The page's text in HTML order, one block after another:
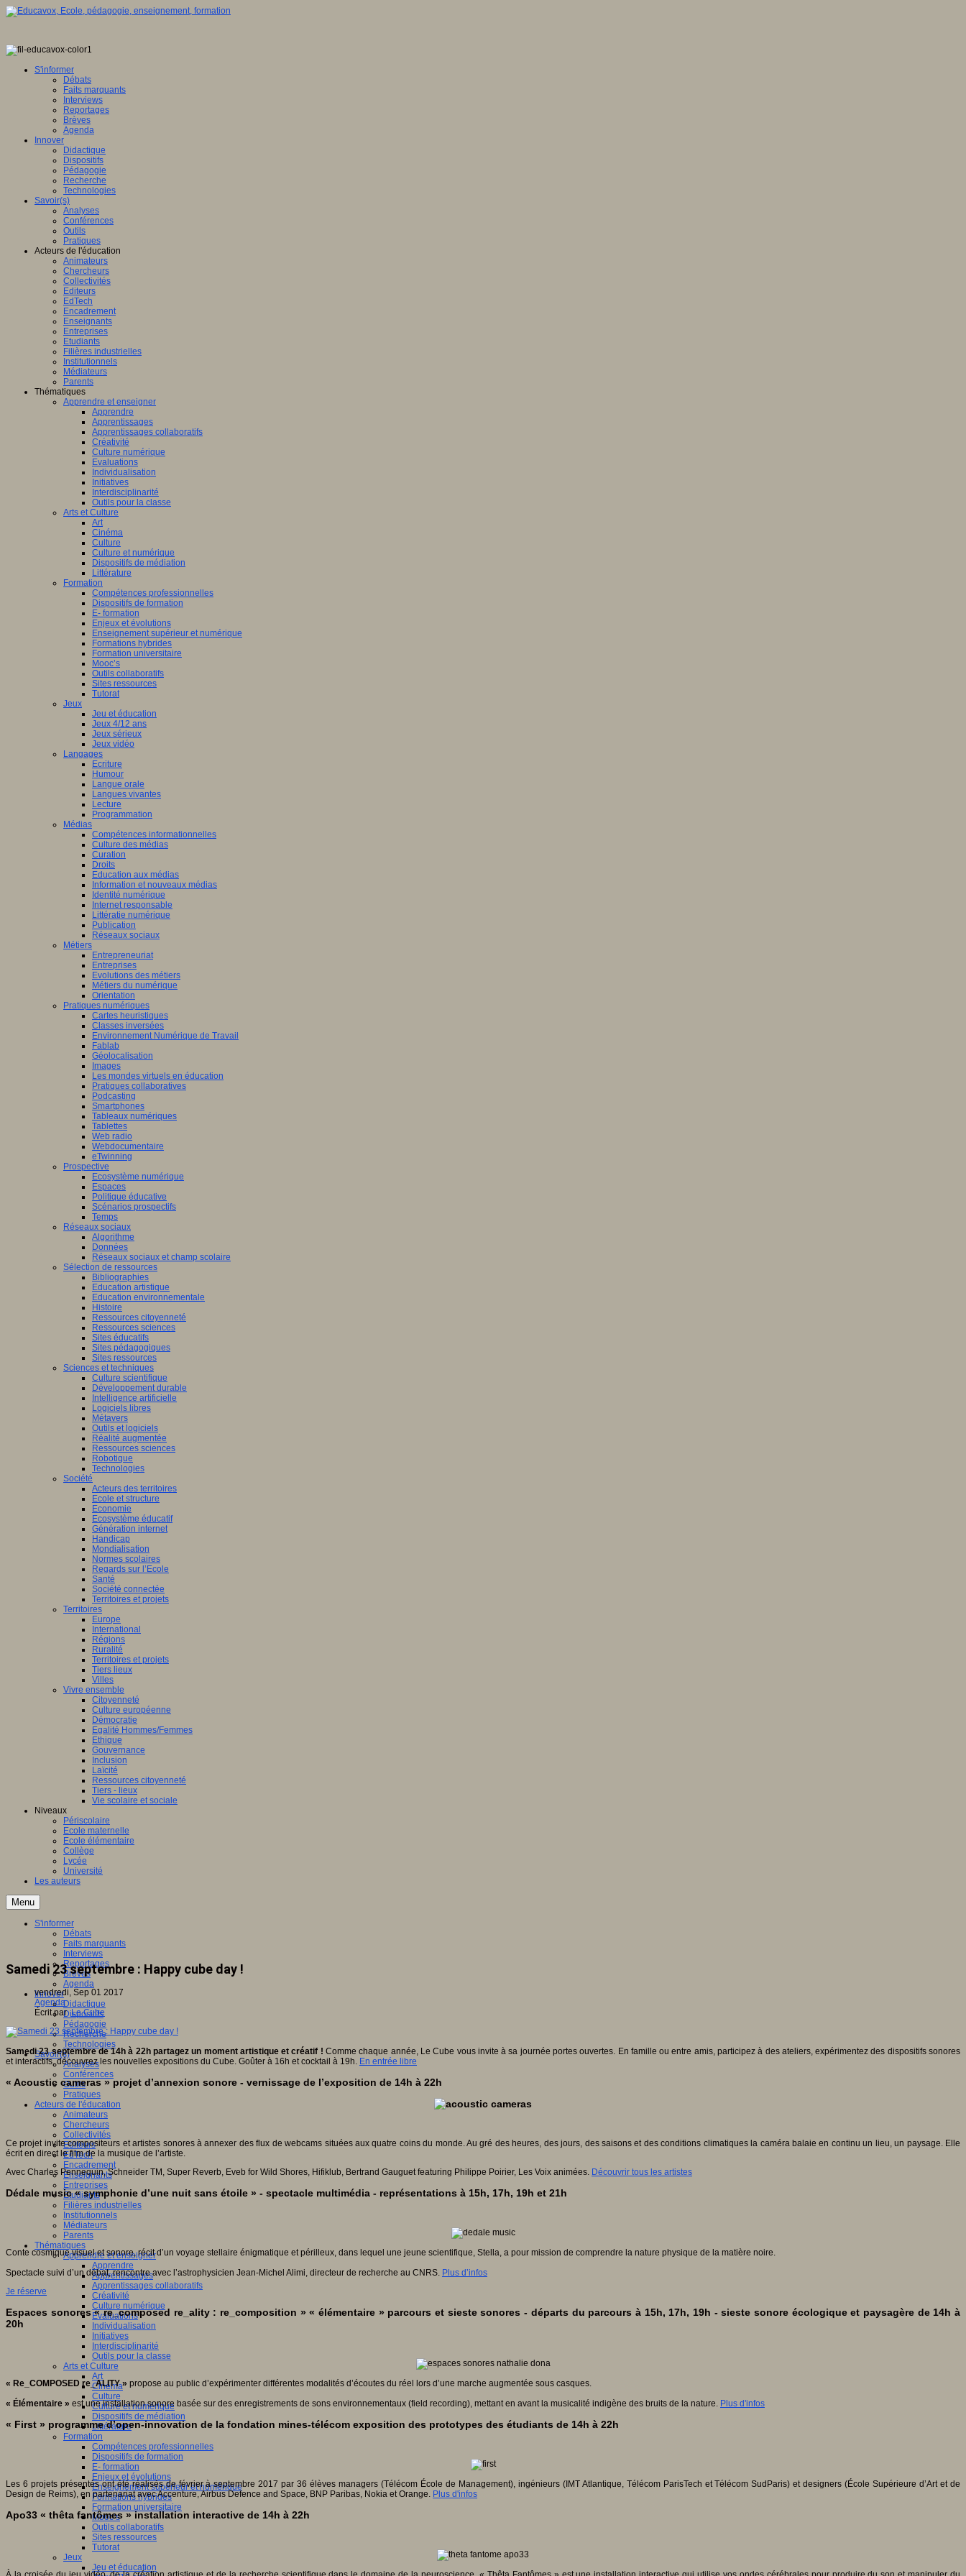
S'informer
Débats
Faits marquants
Interviews
Reportages
Brèves
Agenda
Innover
Didactique
Dispositifs
Pédagogie
Recherche
Technologies
Savoir(s)
Analyses
Conférences
Outils
Pratiques
Acteurs de l'éducation
Animateurs
Chercheurs
Collectivités
Editeurs
EdTech
Encadrement
Enseignants
Entreprises
Etudiants
Filières industrielles
Institutionnels
Médiateurs
Parents
Thématiques
Apprendre et enseigner
Apprendre
Apprentissages
Apprentissages collaboratifs
Créativité
Culture numérique
Evaluations
Individualisation
Initiatives
Interdisciplinarité
Outils pour la classe
Arts et Culture
Art
Cinéma
Culture
Culture et numérique
Dispositifs de médiation
Littérature
Formation
Compétences professionnelles
Dispositifs de formation
E- formation
Enjeux et évolutions
Enseignement supérieur et numérique
Formations hybrides
Formation universitaire
Mooc’s
Outils collaboratifs
Sites ressources
Tutorat
Jeux
Jeu et éducation
Jeux 4/12 ans
Jeux sérieux
Jeux vidéo
Langages
Ecriture
Humour
Langue orale
Langues vivantes
Lecture
Programmation
Médias
Compétences informationnelles
Culture des médias
Curation
Droits
Education aux médias
Information et nouveaux médias
Identité numérique
Internet responsable
Littératie numérique
Publication
Réseaux sociaux
Métiers
Entrepreneuriat
Entreprises
Evolutions des métiers
Métiers du numérique
Orientation
Pratiques numériques
Cartes heuristiques
Classes inversées
Environnement Numérique de Travail
Fablab
Géolocalisation
Images
Les mondes virtuels en éducation
Pratiques collaboratives
Podcasting
Smartphones
Tableaux numériques
Tablettes
Web radio
Webdocumentaire
eTwinning
Prospective
Ecosystème numérique
Espaces
Politique éducative
Scénarios prospectifs
Temps
Réseaux sociaux
Algorithme
Données
Réseaux sociaux et champ scolaire
Sélection de ressources
Bibliographies
Education artistique
Education environnementale
Histoire
Ressources citoyenneté
Ressources sciences
Sites éducatifs
Sites pédagogiques
Sites ressources
Sciences et techniques
Culture scientifique
Développement durable
Intelligence artificielle
Logiciels libres
Métavers
Outils et logiciels
Réalité augmentée
Ressources sciences
Robotique
Technologies
Société
Acteurs des territoires
Ecole et structure
Economie
Ecosystème éducatif
Génération internet
Handicap
Mondialisation
Normes scolaires
Regards sur l’Ecole
Santé
Société connectée
Territoires et projets
Territoires
Europe
International
Régions
Ruralité
Territoires et projets
Tiers lieux
Villes
Vivre ensemble
Citoyenneté
Culture européenne
Démocratie
Egalité Hommes/Femmes
Ethique
Gouvernance
Inclusion
Laïcité
Ressources citoyenneté
Tiers - lieux
Vie scolaire et sociale
Niveaux
Périscolaire
Ecole maternelle
Ecole élémentaire
Collège
Lycée
Université
Les auteurs
Menu
S'informer
Débats
Faits marquants
Interviews
Reportages
Brèves
Agenda
Innover
Didactique
Dispositifs
Pédagogie
Recherche
Technologies
Savoir(s)
Analyses
Conférences
Outils
Pratiques
Acteurs de l'éducation
Animateurs
Chercheurs
Collectivités
Editeurs
EdTech
Encadrement
Enseignants
Entreprises
Etudiants
Filières industrielles
Institutionnels
Médiateurs
Parents
Thématiques
Apprendre et enseigner
Apprendre
Apprentissages
Apprentissages collaboratifs
Créativité
Culture numérique
Evaluations
Individualisation
Initiatives
Interdisciplinarité
Outils pour la classe
Arts et Culture
Art
Cinéma
Culture
Culture et numérique
Dispositifs de médiation
Littérature
Formation
Compétences professionnelles
Dispositifs de formation
E- formation
Enjeux et évolutions
Enseignement supérieur et numérique
Formations hybrides
Formation universitaire
Mooc’s
Outils collaboratifs
Sites ressources
Tutorat
Jeux
Jeu et éducation
Samedi 23 septembre : Happy cube day !
vendredi, Sep 01 2017
Agenda
Écrit parLe Cube
Samedi 23 septembre de 14h à 22h partagez un moment artistique et créatif !Comme chaque année, Le Cube vous invite à sa journée portes ouvertes. En famille ou entre amis, participez à des ateliers, expérimentez des dispositifs sonores
et interactifs, découvrez les nouvelles expositions du Cube. Goûter à 16h et cocktail à 19h. En entrée libre
« Acoustic cameras » projet d’annexion sonore - vernissage de l’exposition de 14h à 22h
Ce projet invite compositeurs et artistes sonores à annexer des flux de webcams situées aux quatre coins du monde. Au gré des heures, des jours, des saisons et des conditions climatiques la caméra balaie en continu un lieu, un paysage. Elle
écrit en direct le film de la musique de l’artiste.
Avec Charles Pennequin, Schneider TM, Super Reverb, Eveb for Wild Shores, Hifiklub, Bertrand Gauguet featuring Philippe Poirier, Les Voix animées. Découvrir tous les artistes
Dédale music « symphonie d’une nuit sans étoile » - spectacle multimédia - représentations à 15h, 17h, 19h et 21h
Conte cosmique visuel et sonore, récit d’un voyage stellaire énigmatique et périlleux, dans lequel une jeune scientifique, Stella, a pour mission de comprendre la nature physique de la matière noire.
Spectacle suivi d’un débat, rencontre avec l’astrophysicien Jean-Michel Alimi, directeur de recherche au CNRS. Plus d’infos
Je réserve
Espaces sonores « re_composed re_ality : re_composition » « élémentaire » parcours et sieste sonores - départs du parcours à 15h, 17h, 19h - sieste sonore écologique et paysagère de 14h à
20h
« Re_COMPOSED re_ALITY » propose au public d’expérimenter différentes modalités d’écoutes du réel lors d’une marche augmentée sous casques.
« Élémentaire » est une installation sonore basée sur des enregistrements de sons environnementaux (field recording), mettant en avant la musicalité indigène des bruits de la nature. Plus d'infos
« First » programme d’open-innovation de la fondation mines-télécom exposition des prototypes des étudiants de 14h à 22h
Les 6 projets présentés ont été réalisés de février à septembre 2017 par 36 élèves managers (Télécom École de Management), ingénieurs (IMT Atlantique, Télécom ParisTech et Télécom SudParis) et designers (École Supérieure d’Art et de
Design de Reims), en partenariat avec Accenture, Airbus Defence and Space, BNP Paribas, Nokia et Orange. Plus d'infos
Apo33 « thêta fantômes » installation interactive de 14h à 22h